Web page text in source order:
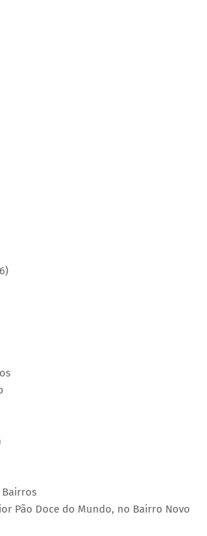
Bairros
Pão Doce do Mundo, no Bairro Novo